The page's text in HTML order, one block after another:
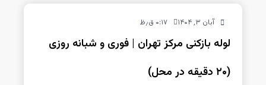
آبان ۳, ۱۴۰۴ ۰:۱۷ ق٫ظ
لوله بازکنی مرکز تهران | فوری و شبانه روزی
(۲۰ دقیقه در محل)